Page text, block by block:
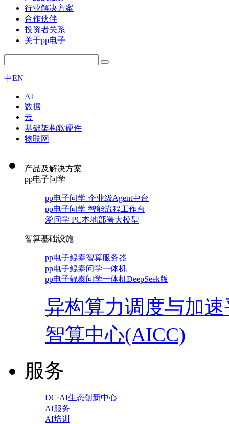
行业解决方案
合作伙伴
投资者关系
关于pp电子
中EN
AI
数据
云
基础架构软硬件
物联网
产品及解决方案
pp电子问学
pp电子问学 企业级Agent中台
pp电子问学 智能流程工作台
爱问学 PC本地部署大模型
智算基础设施
pp电子鲲泰智算服务器
pp电子鲲泰问学一体机
pp电子鲲泰问学一体机DeepSeek版
异构算力调度与加
智算中心(AICC)
服务
DC·AI生态创新中心
AI服务
AI培训